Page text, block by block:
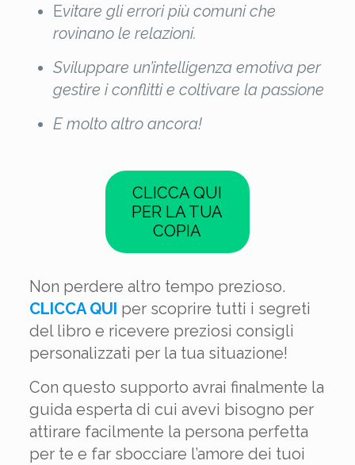
Evitare gli errori più comuni che
rovinano le relazioni.
Sviluppare un’intelligenza emotiva per
gestire i conflitti e coltivare la passione
E molto altro ancora!
CLICCA QUI
PER LA TUA
COPIA
Non perdere altro tempo prezioso.
CLICCA QUI per scoprire tutti i segreti
del libro e ricevere preziosi consigli
personalizzati per la tua situazione!
Con questo supporto avrai finalmente la
guida esperta di cui avevi bisogno per
attirare facilmente la persona perfetta
per te e far sbocciare l’amore dei tuoi